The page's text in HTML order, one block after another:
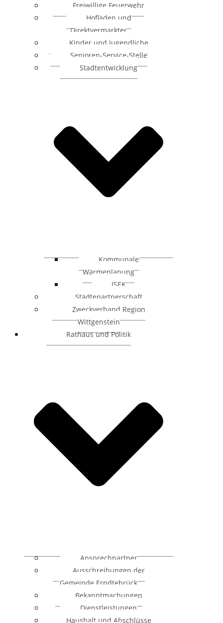
Freiwillige Feuerwehr
Hofläden und
Direktvermarkter
Kinder und Jugendliche
Senioren-Service-Stelle
Stadtentwicklung
Kommunale
Wärmeplanung
ISEK
Städtepartnerschaft
Zweckverband Region
Wittgenstein
Rathaus und Politik
Ansprechpartner
Ausschreibungen der
Gemeinde Erndtebrück
Bekanntmachungen
Dienstleistungen
Haushalt und Abschlüsse